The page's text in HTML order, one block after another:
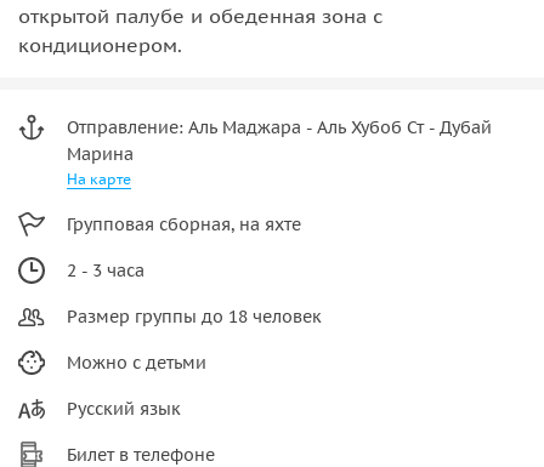
открытой палубе и обеденная зона с
кондиционером.
Отправление: Аль Маджара - Аль Хубоб Ст - Дубай
Марина
На карте
Групповая сборная, на яхте
2 - 3 часа
Размер группы до 18 человек
Можно с детьми
Русский язык
Билет в телефоне